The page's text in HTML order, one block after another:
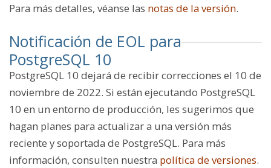
Para más detalles, véanse las notas de la versión.
Notificación de EOL para
PostgreSQL 10
PostgreSQL 10 dejará de recibir correcciones el 10 de
noviembre de 2022. Si están ejecutando PostgreSQL
10 en un entorno de producción, les sugerimos que
hagan planes para actualizar a una versión más
reciente y soportada de PostgreSQL. Para más
información, consulten nuestra política de versiones.